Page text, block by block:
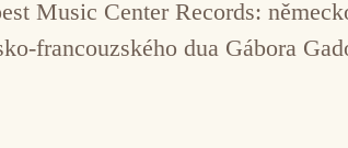
Music Center Records:
francouzského dua Gábora